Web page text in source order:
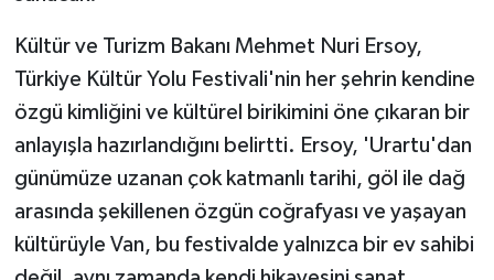
Kültür ve Turizm Bakanı Mehmet Nuri Ersoy,
Türkiye Kültür Yolu Festivali'nin her şehrin kendine
özgü kimliğini ve kültürel birikimini öne çıkaran bir
anlayışla hazırlandığını belirtti. Ersoy, 'Urartu'dan
günümüze uzanan çok katmanlı tarihi, göl ile dağ
arasında şekillenen özgün coğrafyası ve yaşayan
kültürüyle Van, bu festivalde yalnızca bir ev sahibi